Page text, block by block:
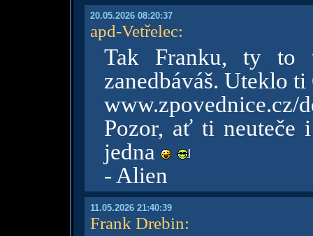
20.05.2026 08:20:37
apd-Vetřelec:
Tak Franku, ty to
zanedbáváš. Uteklo
www.zpovednice.cz/
Pozor, ať ti neuteče
jedna
- Alien
11.05.2026 21:40:39
Frank Drebin: